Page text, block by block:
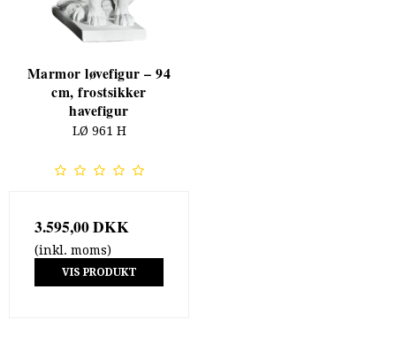
Marmor løvefigur – 94
cm, frostsikker
havefigur
LØ 961 H
3.595,00 DKK
(inkl. moms)
VIS PRODUKT